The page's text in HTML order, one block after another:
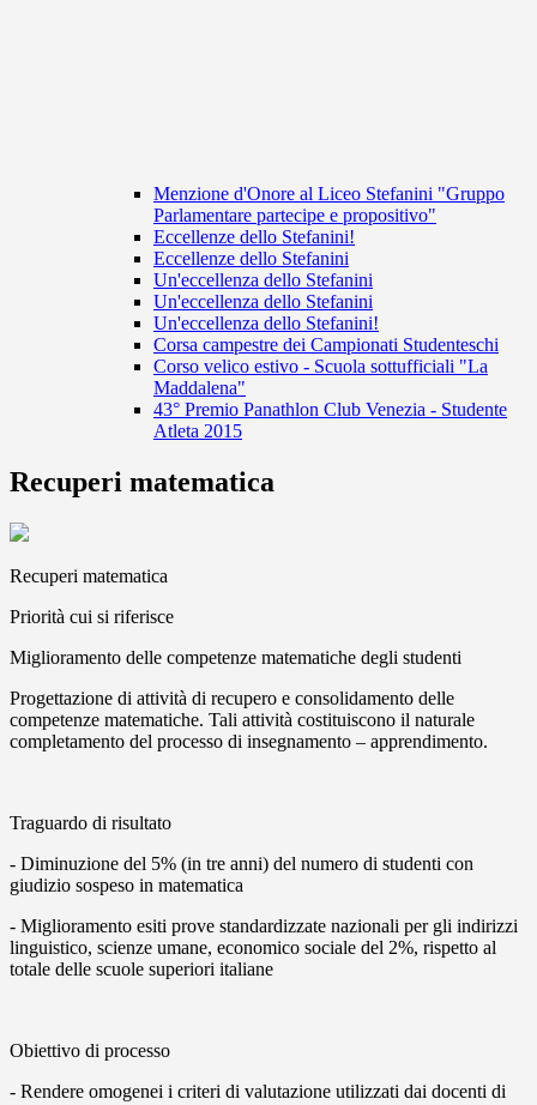
Menzione d'Onore al Liceo Stefanini "Gruppo
Parlamentare partecipe e propositivo"
Eccellenze dello Stefanini!
Eccellenze dello Stefanini
Un'eccellenza dello Stefanini
Un'eccellenza dello Stefanini
Un'eccellenza dello Stefanini!
Corsa campestre dei Campionati Studenteschi
Corso velico estivo - Scuola sottufficiali "La
Maddalena"
43° Premio Panathlon Club Venezia - Studente
Atleta 2015
Recuperi matematica
Recuperi matematica
Priorità cui si riferisce
Miglioramento delle competenze matematiche degli studenti
Progettazione di attività di recupero e consolidamento delle
competenze matematiche. Tali attività costituiscono il naturale
completamento del processo di insegnamento – apprendimento.
Traguardo di risultato
- Diminuzione del 5% (in tre anni) del numero di studenti con
giudizio sospeso in matematica
- Miglioramento esiti prove standardizzate nazionali per gli indirizzi
linguistico, scienze umane, economico sociale del 2%, rispetto al
totale delle scuole superiori italiane
Obiettivo di processo
- Rendere omogenei i criteri di valutazione utilizzati dai docenti di